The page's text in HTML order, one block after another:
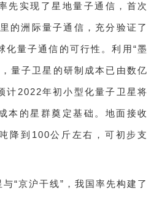
先实现了星地量子通信，首次
的洲际量子通信，充分验证了
化量子通信的可行性。利用“墨
量子卫星的研制成本已由数亿
计2022年初小型化量子卫星将
本的星群奠定基础。地面接收
降到100公斤左右，可初步支
“京沪干线”，我国率先构建了